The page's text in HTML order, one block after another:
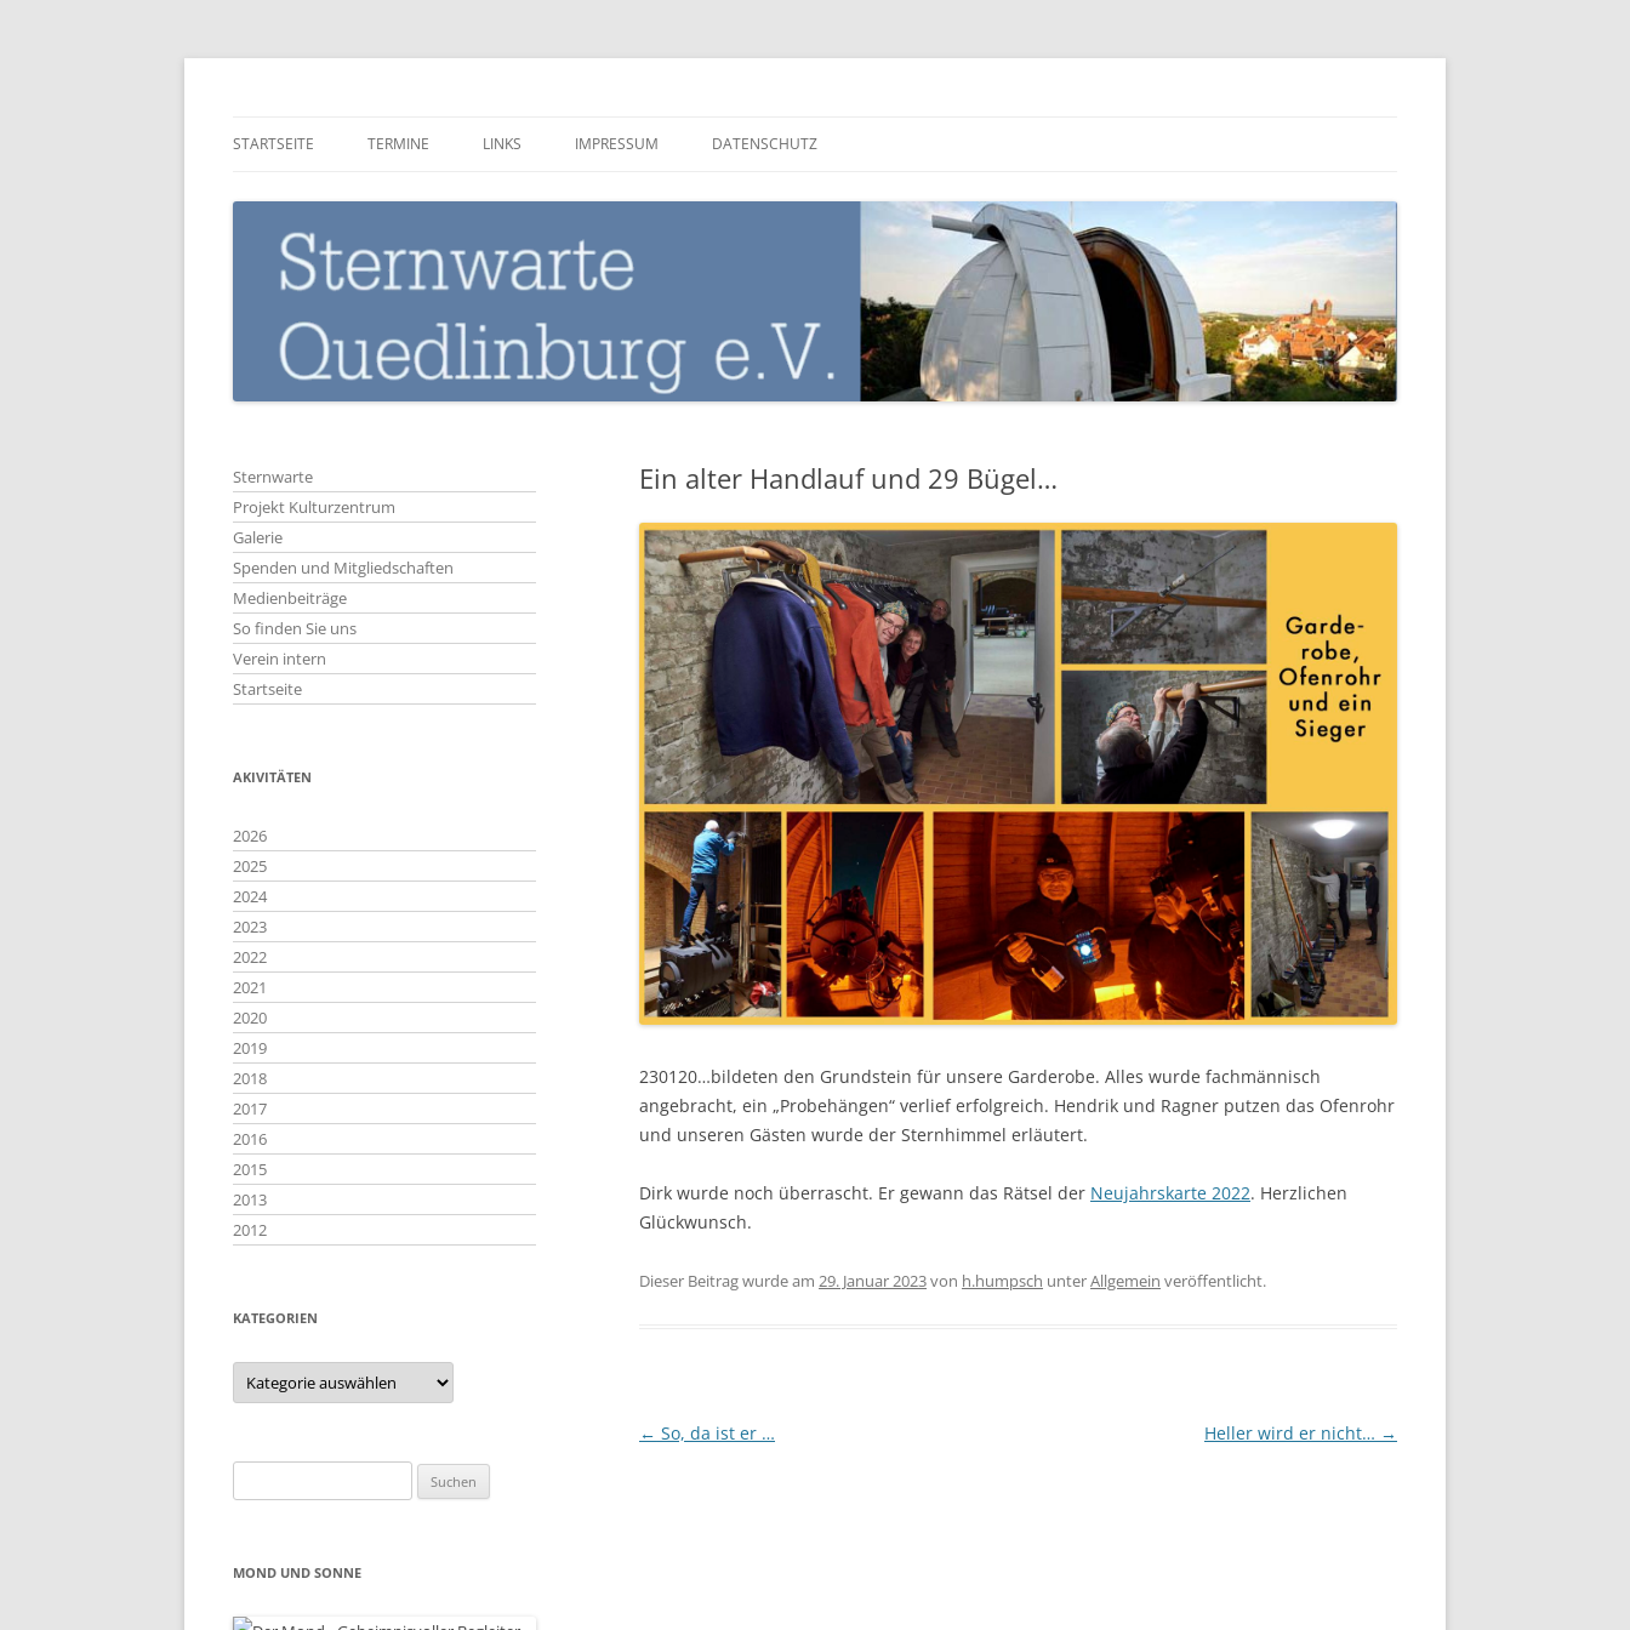
Zum
STARTSEITE TERMINE LINKS IMPRESSUM DATENSCHUTZ
Ein alter Handlauf und 29 Bügel…
230120…bildeten den Grundstein für unsere Garderobe. Alles wurde fachmännisch
angebracht, ein „Probehängen“ verlief erfolgreich. Hendrik und Ragner putzen das Ofenrohr
und unseren Gästen wurde der Sternhimmel erläutert.
Dirk wurde noch überrascht. Er gewann das Rätsel der Neujahrskarte 2022. Herzlichen
Glückwunsch.
Dieser Beitrag wurde am29. Januar 2023von h.humpsch unterAllgemein veröffentlicht.
Beitragsnavigation
← So, da ist er … Heller wird er nicht… →
Sternwarte
Projekt Kulturzentrum
Galerie
Spenden und Mitgliedschaften
Medienbeiträge
So finden Sie uns
Verein intern
Startseite
AKIVITÄTEN
2026
2025
2024
2023
2022
2021
2020
2019
2018
2017
2016
2015
2013
2012
KATEGORIEN
Kategorien
nach:
MOND UND SONNE